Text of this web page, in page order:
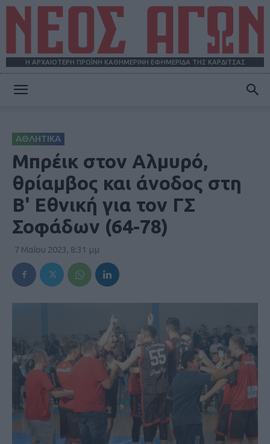
Η ΑΡΧΑΙΟΤΕΡΗ ΠΡΩΪΝΗ ΚΑΘΗΜΕΡΙΝΗ ΕΦΗΜΕΡΙΔΑ ΤΗΣ ΚΑΡΔΙΤΣΑΣ
ΑΘΛΗΤΙΚΑ
Μπρέικ στον Αλμυρό,
θρίαμβος και άνοδος στη
Β' Εθνική για τον ΓΣ
Σοφάδων (64-78)
7 Μαΐου 2023, 8:31 μμ